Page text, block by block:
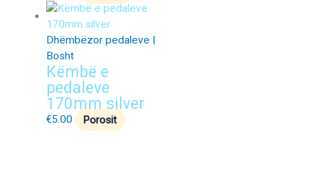
Dhëmbëzor pedaleve |
Bosht
Këmbë e
pedaleve
170mm silver
€5.00 Porosit